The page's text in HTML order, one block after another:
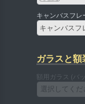
キャンバスフレ
キャンバスフ
ガラスと額
額用ガラス (バ
選択してくだ